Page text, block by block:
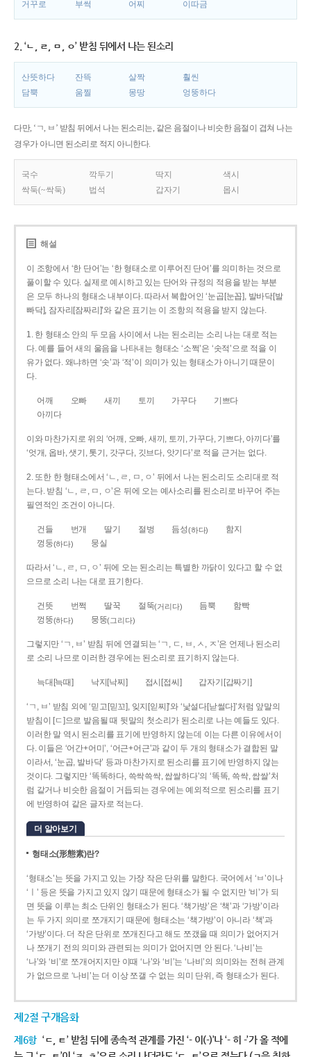
거꾸로
부썩 어찌 이따금
2. ‘ㄴ, ㄹ, ㅁ, ㅇ’ 받침 뒤에서 나는 된소리
산뜻하다 잔뜩 살짝
훨씬
담뿍
움찔 몽땅 엉뚱하다
다만, ‘ㄱ, ㅂ’ 받침 뒤에서 나는 된소리는, 같은 음절이나 비슷한 음절이 겹쳐 나는
경우가 아니면 된소리로 적지 아니한다.
국수 깍두기 딱지
색시
싹둑(~싹둑)
법석 갑자기 몹시
해설
이 조항에서 ‘한 단어’는 ‘한 형태소로 이루어진 단어’를 의미하는 것으로
풀이할 수 있다. 실제로 예시하고 있는 단어와 규정의 적용을 받는 부분
은 모두 하나의 형태소 내부이다. 따라서 복합어인 ‘눈곱[눈꼽], 발바닥[발
빠닥], 잠자리[잠짜리]’와 같은 표기는 이 조항의 적용을 받지 않는다.
1. 한 형태소 안의 두 모음 사이에서 나는 된소리는 소리 나는 대로 적는
다. 예를 들어 새의 울음을 나타내는 형태소 ‘소쩍’은 ‘솟적’으로 적을 이
유가 없다. 왜냐하면 ‘솟’과 ‘적’이 의미가 있는 형태소가 아니기 때문이
다.
어깨 오빠 새끼 토끼 가꾸다
기쁘다
아끼다
이와 마찬가지로 위의 ‘어깨, 오빠, 새끼, 토끼, 가꾸다, 기쁘다, 아끼다’를
‘엇개, 옵바, 샛기, 톳기, 갓구다, 깃브다, 앗기다’로 적을 근거는 없다.
2. 또한 한 형태소에서 ‘ㄴ, ㄹ, ㅁ, ㅇ’ 뒤에서 나는 된소리도 소리대로 적
는다. 받침 ‘ㄴ, ㄹ, ㅁ, ㅇ’은 뒤에 오는 예사소리를 된소리로 바꾸어 주는
필연적인 조건이 아니다.
건들 번개 딸기 절벙 듬성(하다)
함지
껑둥(하다) 뭉실
따라서 ‘ㄴ, ㄹ, ㅁ, ㅇ’ 뒤에 오는 된소리는 특별한 까닭이 있다고 할 수 없
으므로 소리 나는 대로 표기한다.
건뜻 번쩍 딸꾹 절뚝(거리다) 듬뿍
함빡
껑뚱(하다) 뭉뚱(그리다)
그렇지만 ‘ㄱ, ㅂ’ 받침 뒤에 연결되는 ‘ㄱ, ㄷ, ㅂ, ㅅ, ㅈ’은 언제나 된소리
로 소리 나므로 이러한 경우에는 된소리로 표기하지 않는다.
늑대[늑때] 낙지[낙찌] 접시[접씨] 갑자기[갑짜기]
‘ㄱ, ㅂ’ 받침 외에 ‘믿고[믿꼬], 잊지[읻찌]’와 ‘낯설다[낟썰다]’처럼 앞말의
받침이 [ㄷ]으로 발음될 때 뒷말의 첫소리가 된소리로 나는 예들도 있다.
이러한 말 역시 된소리를 표기에 반영하지 않는데 이는 다른 이유에서이
다. 이들은 ‘어간+어미’, ‘어근+어근’과 같이 두 개의 형태소가 결합된 말
이라서, ‘눈곱, 발바닥’ 등과 마찬가지로 된소리를 표기에 반영하지 않는
것이다. 그렇지만 ‘똑똑하다, 쓱싹쓱싹, 쌉쌀하다’의 ‘똑똑, 쓱싹, 쌉쌀’처
럼 같거나 비슷한 음절이 거듭되는 경우에는 예외적으로 된소리를 표기
에 반영하여 같은 글자로 적는다.
더 알아보기
형태소(形態素)란?
‘형태소’는 뜻을 가지고 있는 가장 작은 단위를 말한다. 국어에서 ‘ㅂ’이나
‘ㅣ’ 등은 뜻을 가지고 있지 않기 때문에 형태소가 될 수 없지만 ‘비’가 되
면 뜻을 이루는 최소 단위인 형태소가 된다. ‘책가방’은 ‘책’과 ‘가방’이라
는 두 가지 의미로 쪼개지기 때문에 형태소는 ‘책가방’이 아니라 ‘책’과
‘가방’이다. 더 작은 단위로 쪼개진다고 해도 쪼갰을 때 의미가 없어지거
나 쪼개기 전의 의미와 관련되는 의미가 없어지면 안 된다. ‘나비’는
‘나’와 ‘비’로 쪼개어지지만 이때 ‘나’와 ‘비’는 ‘나비’의 의미와는 전혀 관계
가 없으므로 ‘나비’는 더 이상 쪼갤 수 없는 의미 단위, 즉 형태소가 된다.
제2절 구개음화
제6항 ‘ㄷ, ㅌ’ 받침 뒤에 종속적 관계를 가진 ‘- 이(-)’나 ‘- 히 -’가 올 적에